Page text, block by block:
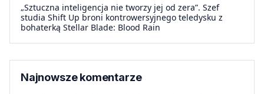
„Sztuczna inteligencja nie tworzy jej od zera”. Szef
studia Shift Up broni kontrowersyjnego teledysku z
bohaterką Stellar Blade: Blood Rain
Najnowsze komentarze